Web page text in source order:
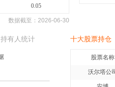
0.05
数据截至： 2026-06-30
持有人统计 十大股票持仓
股票名称
沃尔塔公